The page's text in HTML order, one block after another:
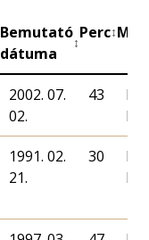
Bemutató
dátuma
↕
Perc↕
2002. 07.
02.
43
1991. 02.
21.
30